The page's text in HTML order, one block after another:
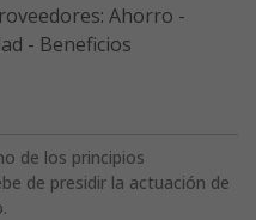
Ahorro -
- Beneficios
de los principios
de presidir la actuación de